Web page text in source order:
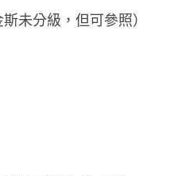
未分級，但可參照）